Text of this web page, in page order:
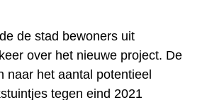
de stad bewoners uit
over het nieuwe project. De
naar het aantal potentieel
tegen eind 2021